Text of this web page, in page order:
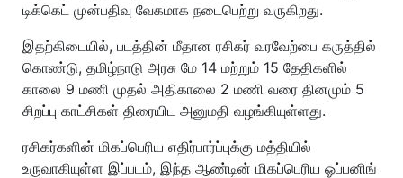
டிக்கெட் முன்பதிவு வேகமாக நடைபெற்று வருகிறது.
இதற்கிடையில், படத்தின் மீதான ரசிகர் வரவேற்பை கருத்தில்
கொண்டு, தமிழ்நாடு அரசு மே 14 மற்றும் 15 தேதிகளில்
காலை 9 மணி முதல் அதிகாலை 2 மணி வரை தினமும் 5
சிறப்பு காட்சிகள் திரையிட அனுமதி வழங்கியுள்ளது.
ரசிகர்களின் மிகப்பெரிய எதிர்பார்ப்புக்கு மத்தியில்
உருவாகியுள்ள இப்படம், இந்த ஆண்டின் மிகப்பெரிய ஓப்பனிங்